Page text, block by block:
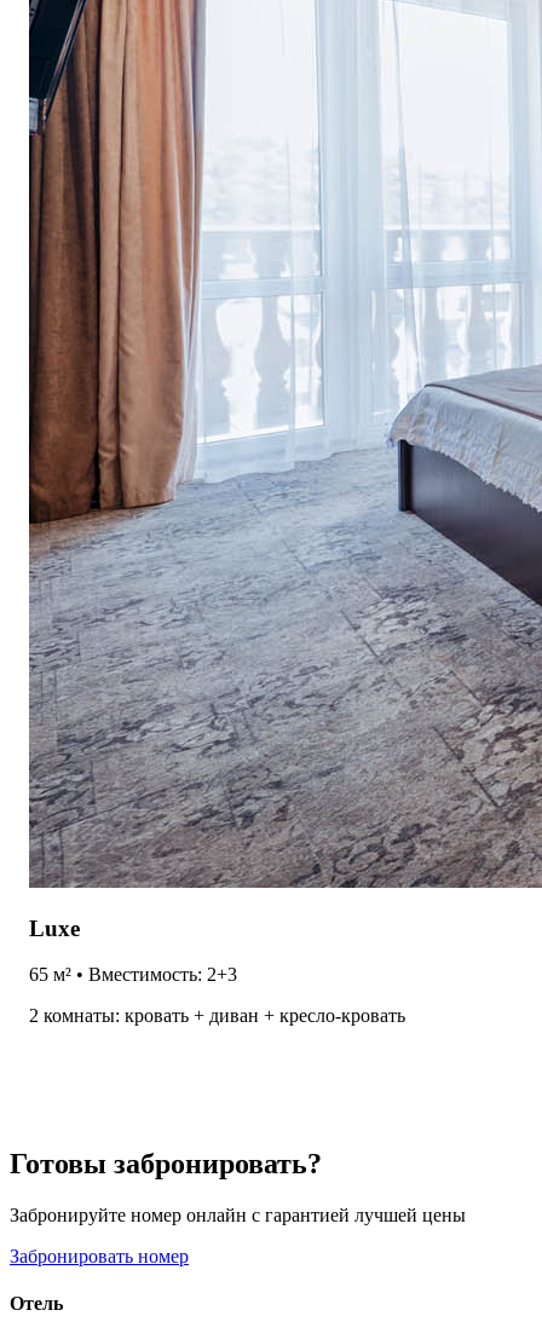
Luxe
65 м² • Вместимость: 2+3
2 комнаты: кровать + диван + кресло-кровать
Готовы забронировать?
Забронируйте номер онлайн с гарантией лучшей цены
Забронировать номер
Отель